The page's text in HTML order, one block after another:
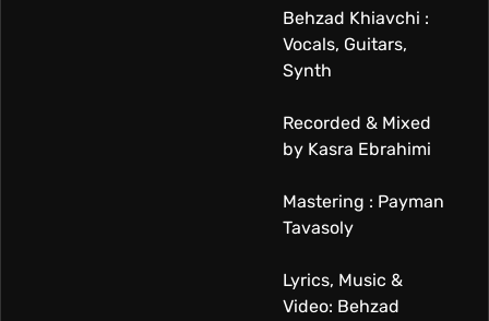
Behzad Khiavchi :
Vocals, Guitars,
Synth
Recorded & Mixed
by Kasra Ebrahimi
Mastering : Payman
Tavasoly
Lyrics, Music &
Video: Behzad